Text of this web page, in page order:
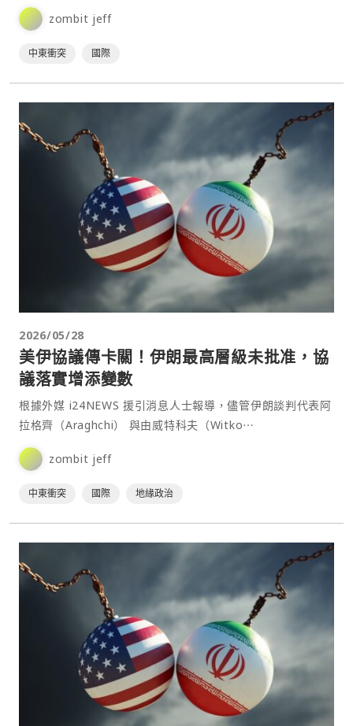
zombit jeff
中東衝突 國際
2026/05/28
美伊協議傳卡關！伊朗最高層級未批准，協
議落實增添變數
根據外媒 i24NEWS 援引消息人士報導，儘管伊朗談判代表阿
拉格齊（Araghchi） 與由威特科夫（Witko⋯
zombit jeff
中東衝突 國際 地緣政治